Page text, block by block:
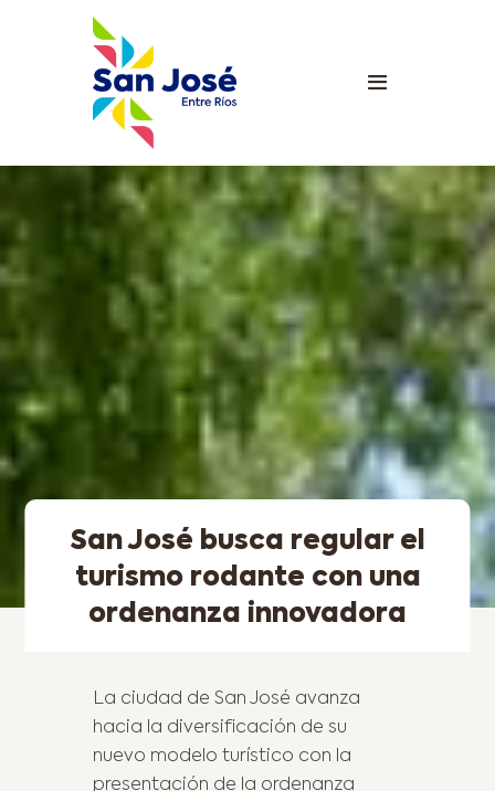
San José busca regular el
turismo rodante con una
ordenanza innovadora
La ciudad de San José avanza
hacia la diversificación de su
nuevo modelo turístico con la
presentación de la ordenanza